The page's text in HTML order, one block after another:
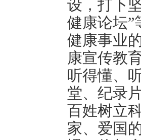
设，打下
健康论坛”
健康事业
康宣传教
听得懂、
堂、纪录
百姓树立
家、爱国